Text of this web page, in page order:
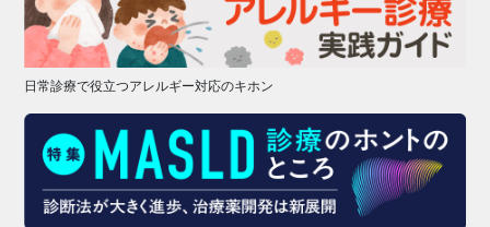
日常診療で役立つアレルギー対応のキホン